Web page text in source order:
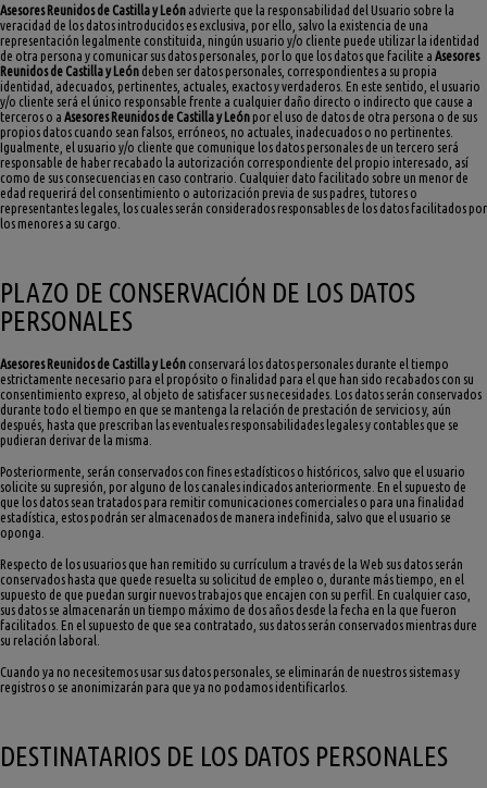
Asesores Reunidos de Castilla y León advierte que la responsabilidad del Usuario sobre la
veracidad de los datos introducidos es exclusiva, por ello, salvo la existencia de una
representación legalmente constituida, ningún usuario y/o cliente puede utilizar la identidad
de otra persona y comunicar sus datos personales, por lo que los datos que facilite a Asesores
Reunidos de Castilla y León deben ser datos personales, correspondientes a su propia
identidad, adecuados, pertinentes, actuales, exactos y verdaderos. En este sentido, el usuario
y/o cliente será el único responsable frente a cualquier daño directo o indirecto que cause a
terceros o a Asesores Reunidos de Castilla y León por el uso de datos de otra persona o de sus
propios datos cuando sean falsos, erróneos, no actuales, inadecuados o no pertinentes.
Igualmente, el usuario y/o cliente que comunique los datos personales de un tercero será
responsable de haber recabado la autorización correspondiente del propio interesado, así
como de sus consecuencias en caso contrario. Cualquier dato facilitado sobre un menor de
edad requerirá del consentimiento o autorización previa de sus padres, tutores o
representantes legales, los cuales serán considerados responsables de los datos facilitados por
los menores a su cargo.
PLAZO DE CONSERVACIÓN DE LOS DATOS
PERSONALES
Asesores Reunidos de Castilla y León conservará los datos personales durante el tiempo
estrictamente necesario para el propósito o finalidad para el que han sido recabados con su
consentimiento expreso, al objeto de satisfacer sus necesidades. Los datos serán conservados
durante todo el tiempo en que se mantenga la relación de prestación de servicios y, aún
después, hasta que prescriban las eventuales responsabilidades legales y contables que se
pudieran derivar de la misma.
Posteriormente, serán conservados con fines estadísticos o históricos, salvo que el usuario
solicite su supresión, por alguno de los canales indicados anteriormente. En el supuesto de
que los datos sean tratados para remitir comunicaciones comerciales o para una finalidad
estadística, estos podrán ser almacenados de manera indefinida, salvo que el usuario se
oponga.
Respecto de los usuarios que han remitido su currículum a través de la Web sus datos serán
conservados hasta que quede resuelta su solicitud de empleo o, durante más tiempo, en el
supuesto de que puedan surgir nuevos trabajos que encajen con su perfil. En cualquier caso,
sus datos se almacenarán un tiempo máximo de dos años desde la fecha en la que fueron
facilitados. En el supuesto de que sea contratado, sus datos serán conservados mientras dure
su relación laboral.
Cuando ya no necesitemos usar sus datos personales, se eliminarán de nuestros sistemas y
registros o se anonimizarán para que ya no podamos identificarlos.
DESTINATARIOS DE LOS DATOS PERSONALES